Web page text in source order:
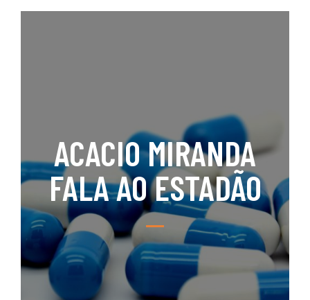
ACACIO MIRANDA
FALA AO ESTADÃO